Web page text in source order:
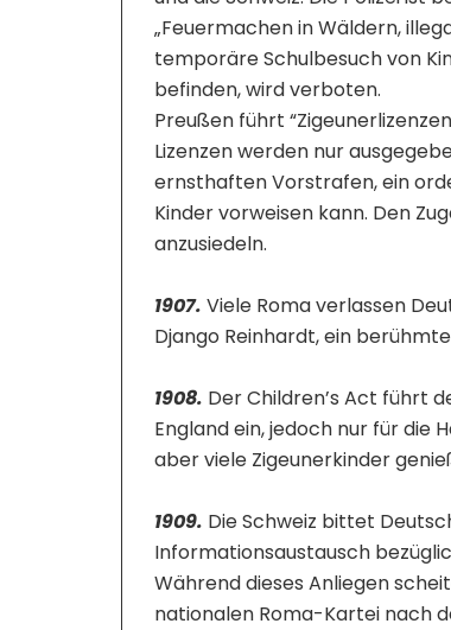
„Feuermachen in Wäldern,
temporäre Schulbesuch von
befinden, wird verboten.
Preußen führt
Lizenzen werden nur
ernsthaften Vorstrafen, ein
Kinder vorweisen kann. Den
anzusiedeln.
1907. Viele Roma verlassen
Django Reinhardt, ein
1908. Der Children’s Act führt
England ein, jedoch nur für die
aber viele Zigeunerkinder
1909. Die Schweiz bittet
Informationsaustausch
Während dieses Anliegen
nationalen Roma-Kartei nach